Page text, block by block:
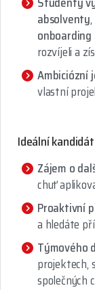
absolventy
rozvíjeli a
Ambiciózní
vlastní
Ideální
Zájem o
chuť
Proaktivní
a hledáte
Týmového
projektech,
společných